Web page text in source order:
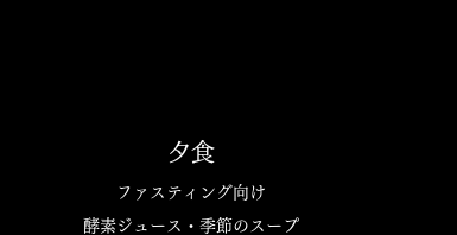
夕食
ファスティング向け
酵素ジュース・季節のスープ